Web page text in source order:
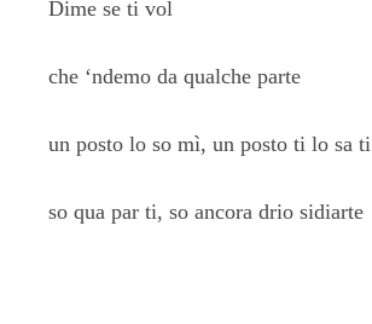
Dime se ti vol
che ‘ndemo da qualche parte
un posto lo so mì, un posto ti lo sa ti
so qua par ti, so ancora drio sidiarte